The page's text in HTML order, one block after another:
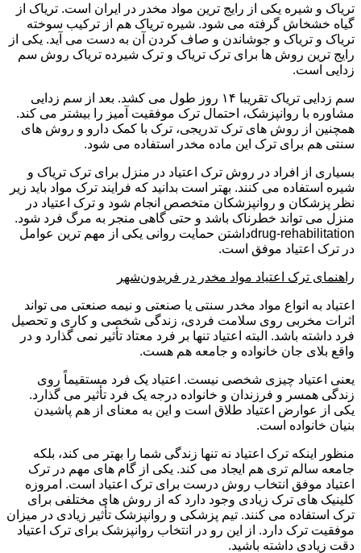
تریاک و شیره یکی از رایج ترین مواد مخدر در ایران است. تریاک از
گیاه خشخاش گرفته می شود. شیره تریاک هم از ترکیب سوخته
تریاک و تریاک و جوشاندن و صاف کردن آن به دست می آید. یکی از
رایج ترین روش ها برای ترک تریاک و ترک شیرده تریاک روش سم
زدایی است.
سم زدایی تریاک تقریبا ۱۴ روز طول می کشد. بعد از سم زدایی
مشاوره با روانپزشک، احتمال ترک موفقیت آمیز را بیشتر می کند.
همچنین از روش های ترک تدریجی، ترک با کمک دارو و روش های
سنتی هم برای ترک این ماده مخدر استفاده می شود.
بسیاری از افراد در روش ترک اعتیاد در منزل برای ترک تریاک و
شیره استفاده می کنند. بهتر است بدانید که فرایند ترک مواد باید زیر
نظر پزشکان و روانپزشکان متخصص انجام شود و ترک اعتیاد در
منزل می تواند خطرناک باشد و حتی گاهی منجر به مرگ فرد شود.
drug-rehabilitationداشتن حمایت روانی یکی از مهم ترین عوامل
در ترک اعتیاد موفق است.
راهنمای ترک اعتیاد مواد مخدر در فریدون‌شهر
اعتیاد به انواع مواد مخدر سنتی یا صنعتی و نیمه صنعتی می تواند
اثرات مخربی روی سلامت فردی، زندگی شخصی و کاری و تحصیل
فرد داشته باشد. البته اعتیاد تنها بر فرد معتاد تأثیر نمی گذارد و در
واقع بلای جان خانواده و جامعه هم هست.
یعنی اعتیاد چیزی شخصی نیست. اعتیاد یک فرد مستقیماً روی
زندگی همسر و فرزندان و خانواده درجه یک فرد تأثیر می گذارد.
یکی از عوارض اعتیاد طلاق است و این به معنای از هم پاشیدن
بنیان خانواده است.
منظور اینکه ترک اعتیاد نه تنها زندگی شما را بهتر می کند، بلکه
جامعه سالم تری هم ایجاد می کند. یکی از گام های مهم در ترک
اعتیاد موفق انتخاب روش درست برای ترک اعتیاد است. امروزه
کلینیک های ترک زیادی وجود دارد که از روش های مختلفی برای
ترک استفاده می کنند. تیم پزشکی و روانپزشک تأثیر زیادی در میزان
موفقیت ترک دارد. از این رو در انتخاب روانپزشک برای ترک اعتیاد
دقت زیادی داشته باشید.